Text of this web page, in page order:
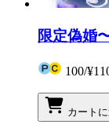
限定偽婚
100/
カート